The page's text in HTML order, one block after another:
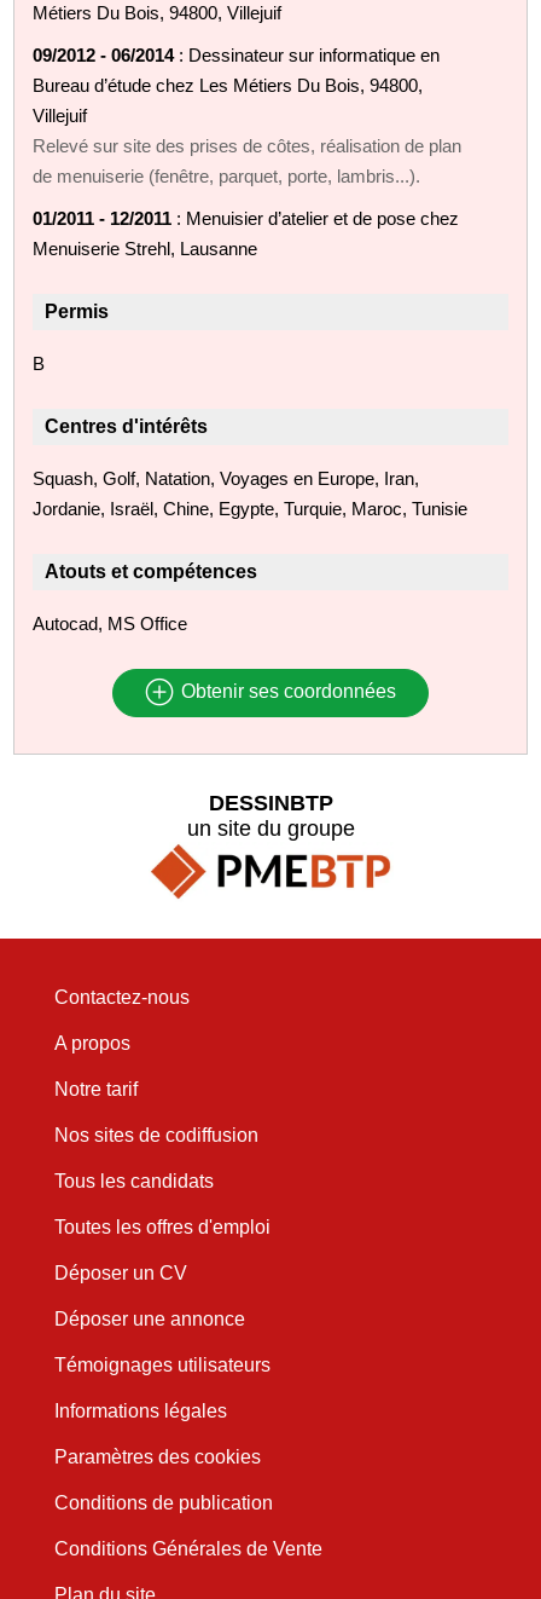
Métiers Du Bois, 94800, Villejuif
09/2012 - 06/2014: Dessinateur sur informatique en
Bureau d’étude chez Les Métiers Du Bois, 94800,
Villejuif
Relevé sur site des prises de côtes, réalisation de plan
de menuiserie (fenêtre, parquet, porte, lambris...).
01/2011 - 12/2011 : Menuisier d’atelier et de pose chez
Menuiserie Strehl, Lausanne
Permis
B
Centres d'intérêts
Squash, Golf, Natation, Voyages en Europe, Iran,
Jordanie, Israël, Chine, Egypte, Turquie, Maroc, Tunisie
Atouts et compétences
Autocad, MS Office
Obtenir ses coordonnées
DESSINBTP
un site du groupe
Contactez-nous
A propos
Notre tarif
Nos sites de codiffusion
Tous les candidats
Toutes les offres d'emploi
Déposer un CV
Déposer une annonce
Témoignages utilisateurs
Informations légales
Paramètres des cookies
Conditions de publication
Conditions Générales de Vente